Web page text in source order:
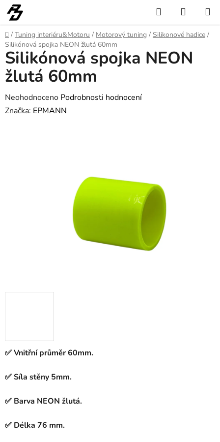
Přejít
na
obsah
Hledat
KOŠÍK
Domů
/ Tuning interiéru&Motoru / Motorový tuning / Silikonové hadice /
Silikónová spojka NEON žlutá 60mm
✅ Vnitřní průměr 60mm.
✅ Síla stěny 5mm.
✅ Barva NEON žlutá.
✅ Délka 76 mm.
Silikónová spojka NEON
žlutá 60mm
Průměrné
hodnocení
Neohodnoceno Podrobnosti hodnocení
Značka: EPMANN